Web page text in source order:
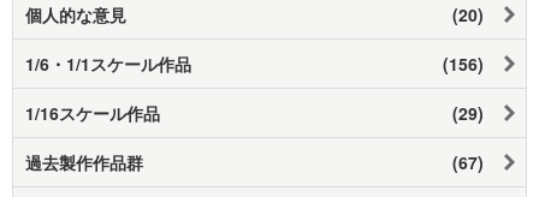
個人的な意見 (20)
1/6・1/1スケール作品 (156)
1/16スケール作品 (29)
過去製作作品群 (67)